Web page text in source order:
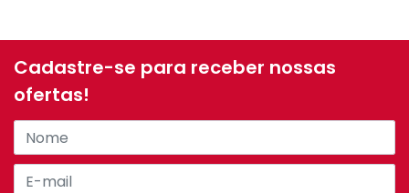
Cadastre-se para receber nossas
ofertas!